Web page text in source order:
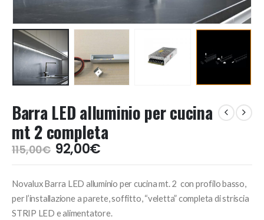
Barra LED alluminio per cucina
mt 2 completa
115,00€ Il
prezzo
era:
115,00€.
92,00€Il
prezzo
è:
92,00€.
Novalux Barra LED alluminio per cucina mt. 2 con profilo basso,
per l’installazione a parete, soffitto, “veletta” completa di striscia
STRIP LED e alimentatore.